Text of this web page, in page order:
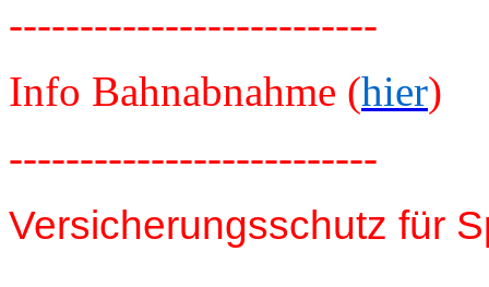
--------------------------
Info Bahnabnahme (hier)
--------------------------
Versicherungsschutz für